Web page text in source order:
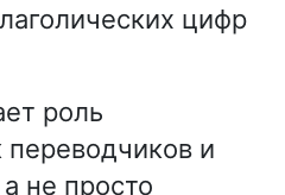
цифр
роль
переводчиков и
не просто